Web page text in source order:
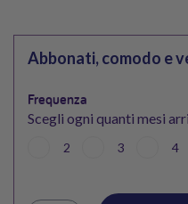
Abbonati, comodo e
Frequenza
Scegli ogni quanti mesi
2 3 4